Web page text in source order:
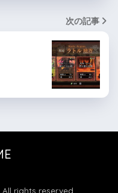
次の記事
rights reserved.